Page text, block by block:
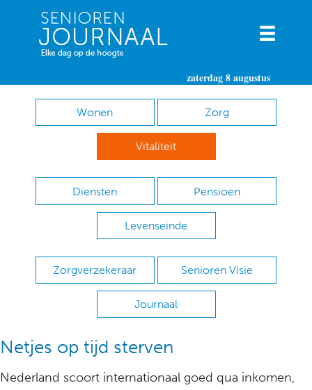
zaterdag 8 augustus
Wonen Zorg
Vitaliteit
Diensten Pensioen
Levenseinde
Zorgverzekeraar Senioren Visie
Journaal
Netjes op tijd sterven
Nederland scoort internationaal goed qua inkomen,